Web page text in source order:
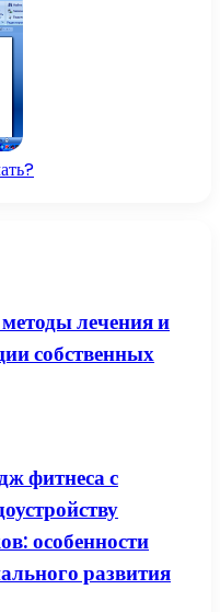
лечения и
собственных
фитнеса с
особенности
развития